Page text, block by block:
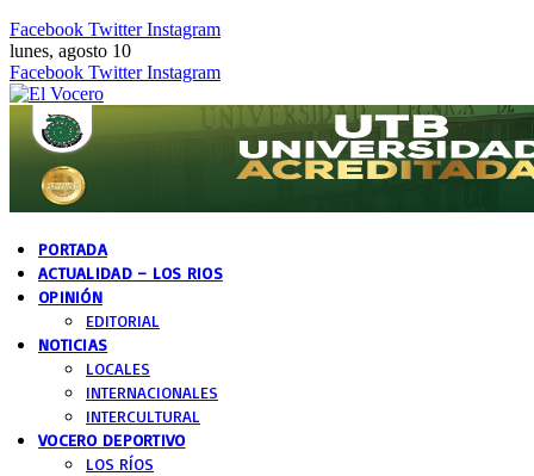
Facebook Twitter Instagram
lunes, agosto 10
Facebook Twitter Instagram
PORTADA
ACTUALIDAD – LOS RIOS
OPINIÓN
EDITORIAL
NOTICIAS
LOCALES
INTERNACIONALES
INTERCULTURAL
VOCERO DEPORTIVO
LOS RÍOS